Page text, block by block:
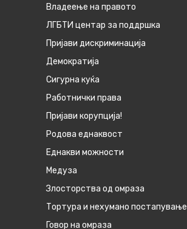
Владеење на правото
ЛГБТИ центар за поддршка
Пријави дискриминација
Демократија
Сигурна куќа
Работнички права
Пријави корупција!
Родова еднаквост
Eднакви можности
Медуза
Злосторства од омраза
Тортура и нехумано постапување
Говор на омраза